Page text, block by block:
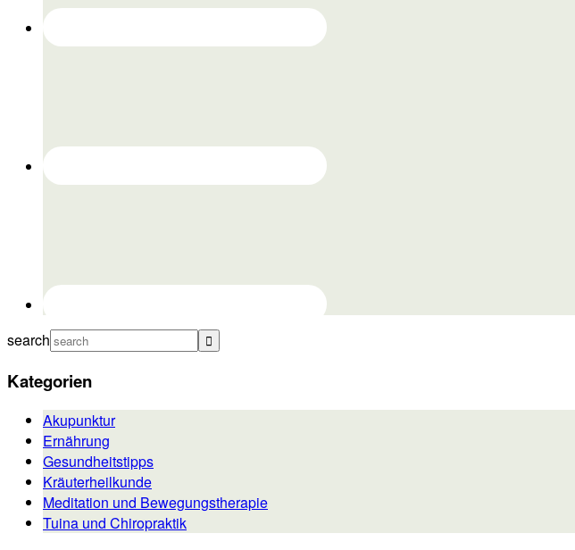
search
Kategorien
Akupunktur
Ernährung
Gesundheitstipps
Kräuterheilkunde
Meditation und Bewegungstherapie
Tuina und Chiropraktik